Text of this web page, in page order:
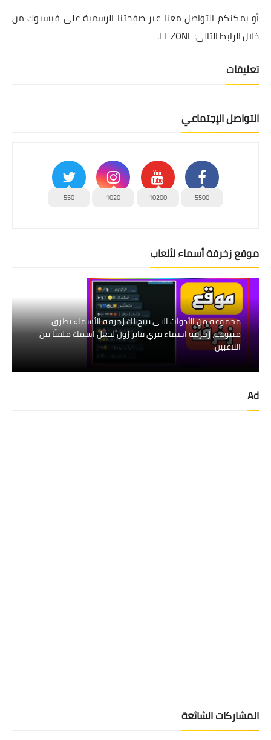
أو يمكنكم التواصل معنا عبر صفحتنا الرسمية على فيسبوك من
خلال الرابط التالي:FF ZONE
.
تعليقات
التواصل الإجتماعي
5500
10200
1020
550
موقع زخرفة أسماء لألعاب
مجموعة من الأدوات التي تتيح لك زخرفة الأسماء بطرق
متنوعة، زخرفة اسماء فري فاير زون لجعل اسمك ملفتًا بين
اللاعبين.
Ad
المشاركات الشائعة